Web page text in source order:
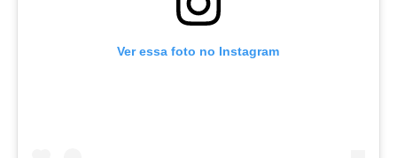
Ver essa foto no Instagram